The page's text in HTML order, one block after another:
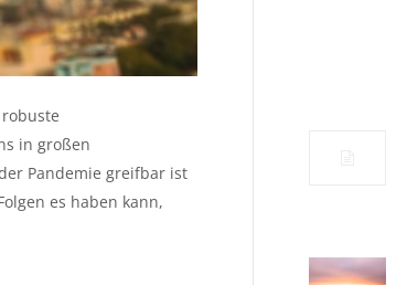
in großen
Pandemie greifbar ist
es haben kann,